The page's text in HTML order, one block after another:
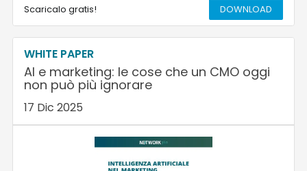
Scaricalo gratis! DOWNLOAD
WHITE PAPER
AI e marketing: le cose che un CMO oggi
non può più ignorare
17 Dic 2025